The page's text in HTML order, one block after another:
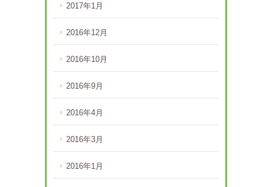
2017年1月
2016年12月
2016年10月
2016年9月
2016年4月
2016年3月
2016年1月